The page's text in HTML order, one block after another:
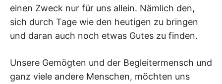
einen Zweck nur für uns allein. Nämlich den,
sich durch Tage wie den heutigen zu bringen
und daran auch noch etwas Gutes zu finden.
Unsere Gemögten und der Begleitermensch und
ganz viele andere Menschen, möchten uns